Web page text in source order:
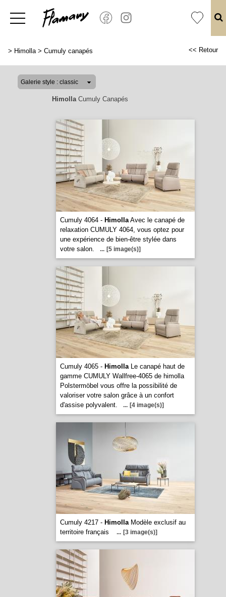
> Himolla> Cumuly canapés << Retour
HimollaCumuly Canapés
Cumuly 4064 - HimollaAvec le canapé de
relaxation CUMULY 4064, vous optez pour
une expérience de bien-être stylée dans
votre salon.
... [5 image(s)]
Cumuly 4065 - HimollaLe canapé haut de
gamme CUMULY Wallfree-4065 de himolla
Polstermöbel vous offre la possibilité de
valoriser votre salon grâce à un confort
d'assise polyvalent.
... [4 image(s)]
Cumuly 4217 - HimollaModèle exclusif au
territoire français
... [3 image(s)]